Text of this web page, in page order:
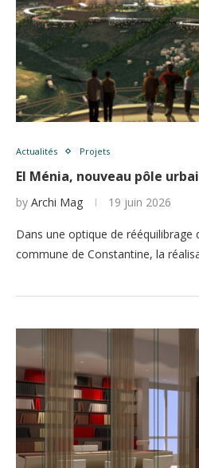
Actualités Projets
El Ménia, nouveau pôle
by Archi Mag 19 juin 2026
Dans une optique de rééquilibrage
commune de Constantine, la